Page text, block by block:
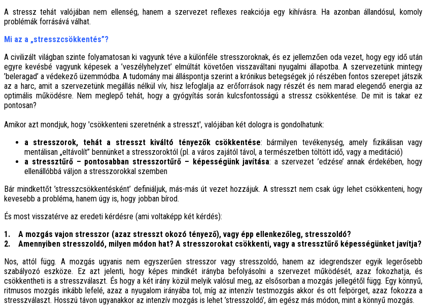
A stressz tehát valójában nem ellenség, hanem a szervezet reflexes reakciója egy kihívásra. Ha azonban állandósul, komoly
problémák forrásává válhat.
Mi az a „stresszcsökkentés”?
A civilizált világban szinte folyamatosan ki vagyunk téve a különféle stresszoroknak, és ez jellemzően oda vezet, hogy egy idő után
egyre kevésbé vagyunk képesek a ’veszélyhelyzet’ elmúltát követően visszaváltani nyugalmi állapotba. A szervezetünk mintegy
’beleragad’ a védekező üzemmódba. A tudomány mai álláspontja szerint a krónikus betegségek jó részében fontos szerepet játszik
az a harc, amit a szervezetünk megállás nélkül vív, hisz lefoglalja az erőforrások nagy részét és nem marad elegendő energia az
optimális működésre. Nem meglepő tehát, hogy a gyógyítás során kulcsfontosságú a stressz csökkentése. De mit is takar ez
pontosan?
Amikor azt mondjuk, hogy 'csökkenteni szeretnénk a stresszt', valójában két dologra is gondolhatunk:
a stresszorok, tehát a stresszt kiváltó tényezők csökkentése: bármilyen tevékenység, amely fizikálisan vagy
mentálisan „eltávolít” bennünket a stresszoroktól (pl. a város zajától távol, a természetben töltött idő, vagy a meditáció)
a stressztűrő – pontosabban stresszortűrő – képességünk javítása: a szervezet ’edzése’ annak érdekében, hogy
ellenállóbbá váljon a stresszorokkal szemben
Bár mindkettőt ’stresszcsökkentésként’ definiáljuk, más-más út vezet hozzájuk. A stresszt nem csak úgy lehet csökkenteni, hogy
kevesebb a probléma, hanem úgy is, hogy jobban bírod.
És most visszatérve az eredeti kérdésre (ami voltaképp két kérdés):
1. A mozgás vajon stresszor (azaz stresszt okozó tényező), vagy épp ellenkezőleg, stresszoldó?
2. Amennyiben stresszoldó, milyen módon hat? A stresszorokat csökkenti, vagy a stressztűrő képességünket javítja?
Nos, attól függ. A mozgás ugyanis nem egyszerűen stresszor vagy stresszoldó, hanem az idegrendszer egyik legerősebb
szabályozó eszköze. Ez azt jelenti, hogy képes mindkét irányba befolyásolni a szervezet működését, azaz fokozhatja, és
csökkentheti is a stresszválaszt. És hogy a két irány közül melyik valósul meg, az elsősorban a mozgás jellegétől függ. Egy könnyű,
ritmusos mozgás inkább lefelé, azaz a nyugalom irányába tol, míg az intenzív testmozgás akkor és ott felpörget, azaz fokozza a
stresszválaszt. Hosszú távon ugyanakkor az intenzív mozgás is lehet ’stresszoldó’, ám egész más módon, mint a könnyű mozgás.